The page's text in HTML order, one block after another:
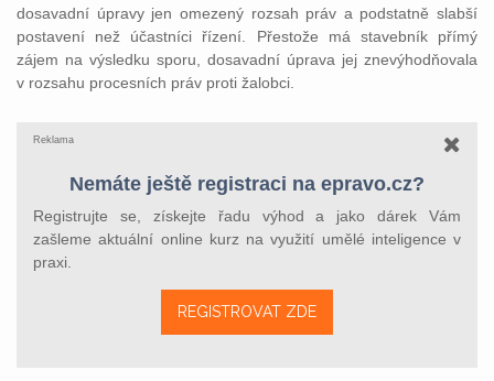
dosavadní úpravy jen omezený rozsah práv a podstatně slabší
postavení než účastníci řízení. Přestože má stavebník přímý
zájem na výsledku sporu, dosavadní úprava jej znevýhodňovala
v rozsahu procesních práv proti žalobci.
Reklama
Nemáte ještě registraci na epravo.cz?
Registrujte se, získejte řadu výhod a jako dárek Vám
zašleme aktuální online kurz na využití umělé inteligence v
praxi.
REGISTROVAT ZDE